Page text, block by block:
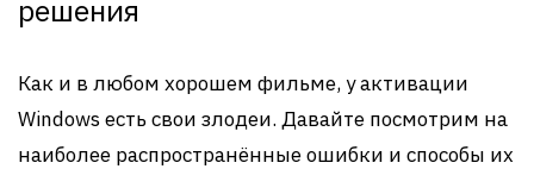
решения
Как и в любом хорошем фильме, у активации
Windows есть свои злодеи. Давайте посмотрим на
наиболее распространённые ошибки и способы их